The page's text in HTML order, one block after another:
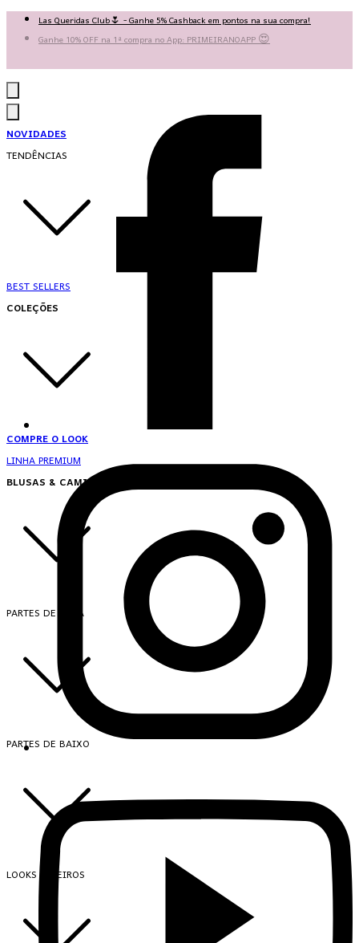
Las Queridas Club🌷 - Ganhe 5% Cashback em pontos na sua compra!
Ganhe 10% OFF na 1ª compra no App: PRIMEIRANOAPP 😍
NOVIDADES
TENDÊNCIAS
BEST SELLERS
COLEÇÕES
COMPRE O LOOK
LINHA PREMIUM
BLUSAS & CAMISAS
PARTES DE CIMA
PARTES DE BAIXO
LOOKS INTEIROS